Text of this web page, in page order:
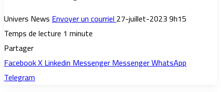
Univers NewsEnvoyer un courriel27-juillet-2023 9h15
Temps de lecture 1 minute
Partager
FacebookXLinkedinMessengerMessengerWhatsApp
Telegram